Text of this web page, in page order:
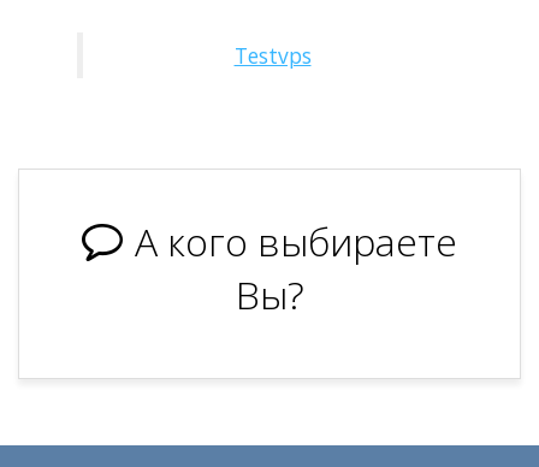
Testvps
А кого выбираете
Вы?